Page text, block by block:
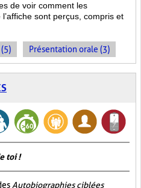
de voir comment les
sont perçus, compris et
Présentation orale (3)
toi !
Autobiographies ciblées